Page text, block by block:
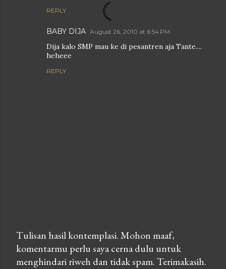
REPLY
BABY DIJA August 26, 2010 at 6:54 PM
Dija kalo SMP mau ke di pesantren aja Tante....
heheee
REPLY
P
o
Tulisan hasil kontemplasi. Mohon maaf,
komentarmu perlu saya cerna dulu untuk
menghindari riweh dan tidak spam. Terimakasih.